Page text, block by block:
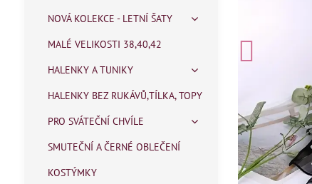
NOVÁ KOLEKCE - LETNÍ ŠATY
MALÉ VELIKOSTI 38,40,42
HALENKY A TUNIKY
HALENKY BEZ RUKÁVŮ,TÍLKA, TOPY
PRO SVÁTEČNÍ CHVÍLE
SMUTEČNÍ A ČERNÉ OBLEČENÍ
KOSTÝMKY